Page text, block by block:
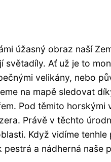
úžasný obraz naší
Ať už je to
velikány, nebo
na mapě sledovat
Pod těmito horskými
Právě v těchto
Když vidíme
a nádherná naše